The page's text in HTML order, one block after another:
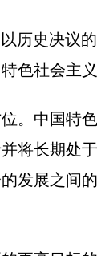
历史决议
色社会主义
。中国特
将长期处
发展之间